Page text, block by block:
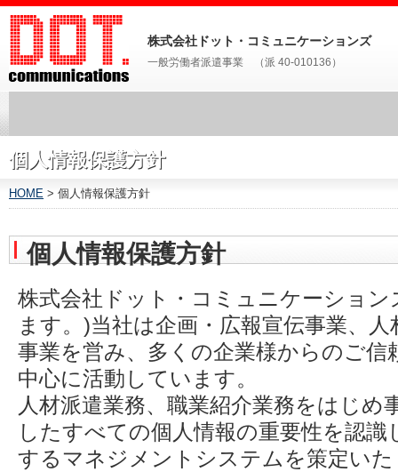
株式会社ドット・コミュニケーションズ
一般労働者派遣事業 （派 40-010136）
個人情報保護方針
HOME > 個人情報保護方針
個人情報保護方針
株式会社ドット・コミュニケーション
ます。)当社は企画・広報宣伝事業、
事業を営み、多くの企業様からのご信
中心に活動しています。
人材派遣業務、職業紹介業務をはじめ
したすべての個人情報の重要性を認識
するマネジメントシステムを策定い